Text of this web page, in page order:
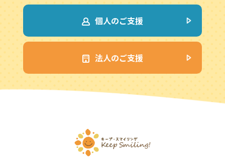
個人のご支援
法人のご支援